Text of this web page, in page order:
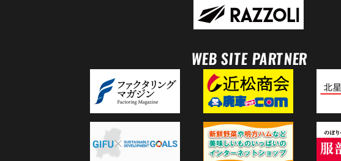
WEB SITE PARTNER